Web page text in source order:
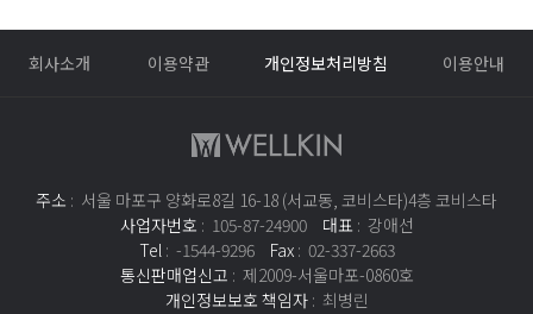
회사소개 이용약관 개인정보처리방침 이용안내
주소 : 서울 마포구 양화로8길 16-18 (서교동, 코비스타)4층 코비스타
사업자번호 : 105-87-24900 대표 : 강애선
Tel: -1544-9296 Fax: 02-337-2663
통신판매업신고 : 제2009-서울마포-0860호
개인정보보호 책임자: 최병린